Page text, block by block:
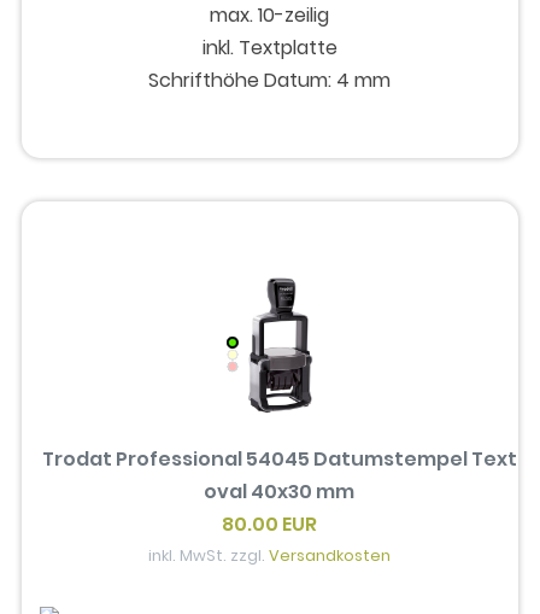
max. 10-zeilig
inkl. Textplatte
Schrifthöhe Datum: 4 mm
Trodat Professional 54045 Datumstempel Text
oval 40x30 mm
80.00 EUR
inkl. MwSt. zzgl.Versandkosten